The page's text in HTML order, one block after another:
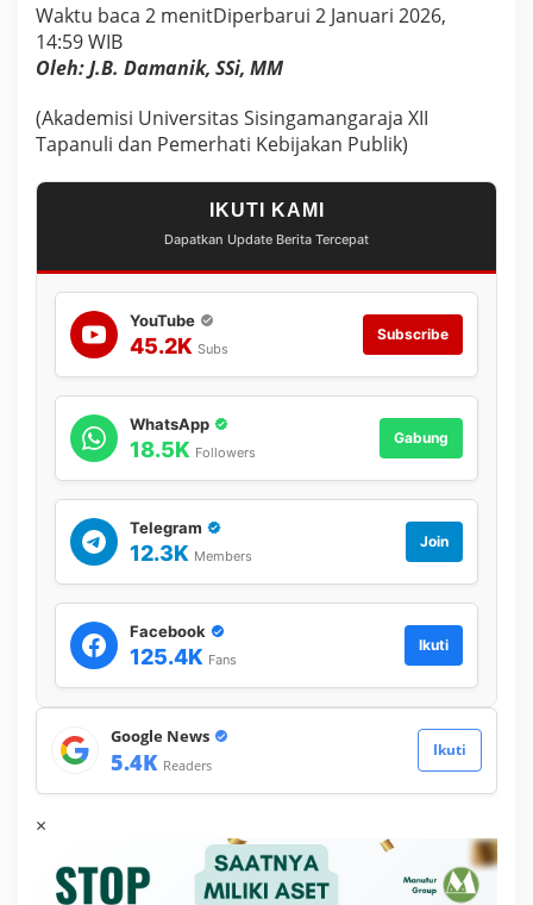
E
P
u
i
k
i
i
t
a
k
a
Waktu baca 2 menitDiperbarui 2 Januari 2026,
14:59 WIB
Oleh: J.B. Damanik, SSi, MM
(Akademisi Universitas Sisingamangaraja XII
Tapanuli dan Pemerhati Kebijakan Publik)
IKUTI KAMI
Dapatkan Update Berita Tercepat
YouTube
45.2K Subs
Subscribe
WhatsApp
18.5K Followers
Gabung
Telegram
12.3K Members
Join
Facebook
125.4K Fans
Ikuti
Google News
5.4K Readers
Ikuti
×